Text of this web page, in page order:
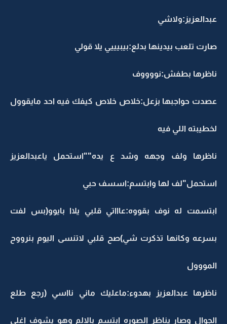
عبدالعزيز:ولاشي
صارت تلعب بيدينها بدلع:بيبيييي يلا قولي
ناظرها بطفش:نووووف
عصدت حواجبها بزعل:خلاص خلاص كيفك فيه احد مايقوول
لخطيبته اللي فيه
ناظرها ولف وجهه وشد ع يده""استحمل ياعبدالعزيز
استحمل"لف لها وابتسم:اسسف حبي
ابتسمت له نوف بقووه:عاااتي قلبي يلاا بايوو(بس لفت
بسرعه وكانها تذكرت شي)صح قلبي لاتنسى اليوم بنرووح
المووول
ناظرها عبدالعزيز بهدوء:ماعليك ماني نااسي (رجع طلع
الجوال وصار يناظر الصوره ابتسم بالالم وهو يشوف اغلى